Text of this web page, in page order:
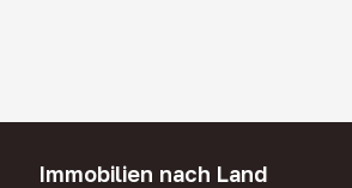
Immobilien nach Land